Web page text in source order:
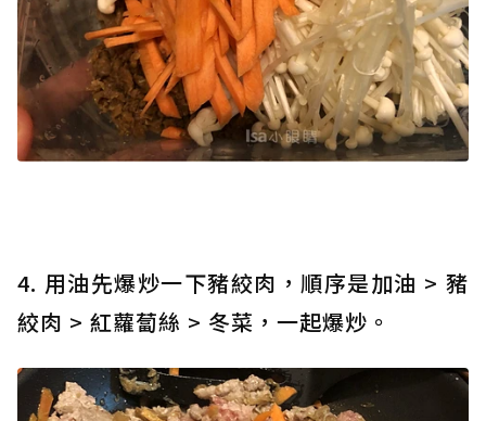
4. 用油先爆炒一下豬絞肉，順序是加油 > 豬
絞肉 > 紅蘿蔔絲 > 冬菜，一起爆炒。